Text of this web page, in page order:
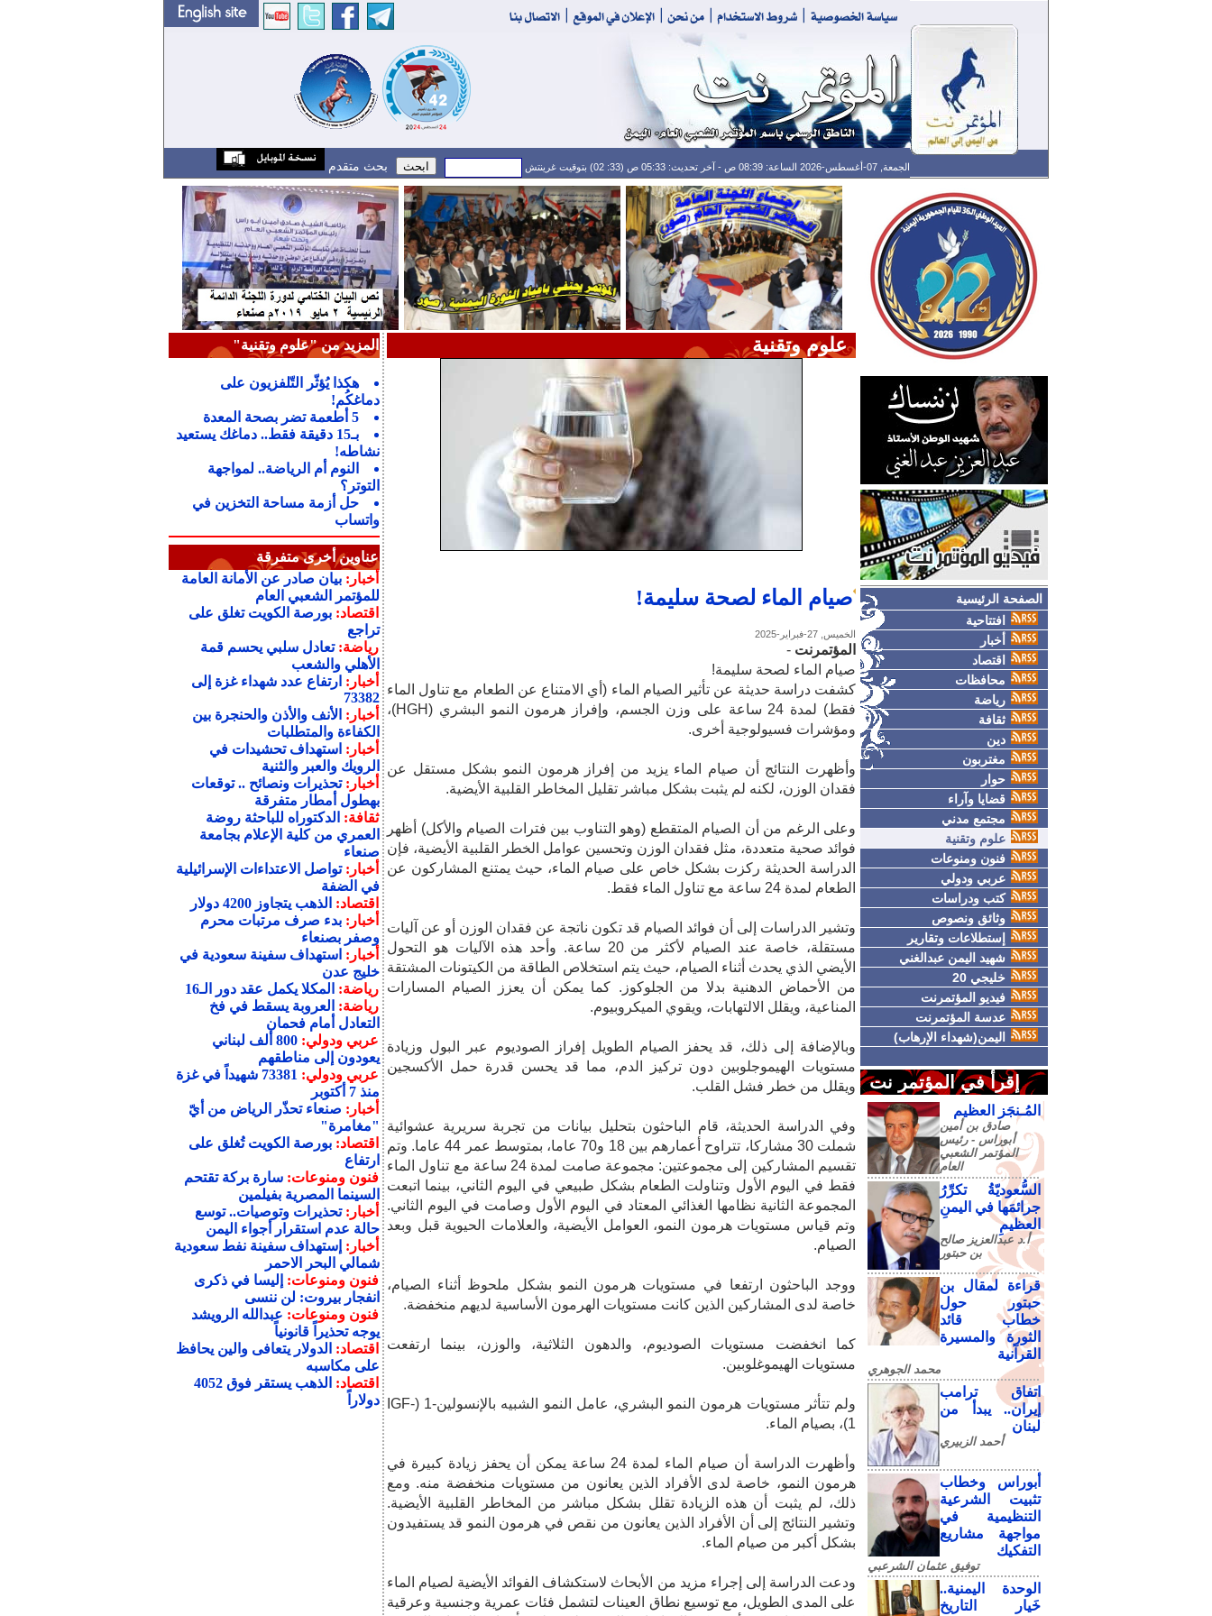
الجمعة, 07-أغسطس-2026 الساعة: 08:39 ص - آخر تحديث: 05:33 ص (33: 02) بتوقيت غرينتش بحث متقدم
الصفحة الرئيسية
افتتاحية
أخبار
اقتصاد
محافظات
رياضة
ثقافة
دين
مغتربون
حوار
قضايا وآراء
مجتمع مدني
علوم وتقنية
فنون ومنوعات
عربي ودولي
كتب ودراسات
وثائق ونصوص
إستطلاعات وتقارير
شهيد اليمن عبدالغني
خليجي 20
فيديو المؤتمرنت
عدسة المؤتمرنت
اليمن(شهداء الإرهاب)
إقرأ في المؤتمر نت
المُـنجَز العظيم
صادق‮ ‬بن‮ ‬أمين‮
‬أبوراس - رئيس‮
‬المؤتمر‮ ‬الشعبي‮
‬العام
السُّعوديّةُ تكرِّرُ
جرائمَها في اليمنِ
العظيمِ
أ.د عبدالعزيز صالح
بن حبتور
قراءة لمقال بن
حبتور حول
خطاب قائد
الثورة والمسيرة
القرآنية
محمد الجوهري
اتفاق ترامب
إيران.. يبدأ من
لبنان
أحمد الزبيري
أبوراس وخطاب
تثبيت الشرعية
التنظيمية في
مواجهة مشاريع
التفكيك
توفيق عثمان الشرعبي
الوحدة اليمنية..
خَيار التاريخ
علوم وتقنية
صيام الماء لصحة سليمة!
الخميس, 27-فبراير-2025
المؤتمرنت -
صيام الماء لصحة سليمة!
كشفت دراسة حديثة عن تأثير الصيام الماء (أي الامتناع عن الطعام مع تناول الماء
فقط) لمدة 24 ساعة على وزن الجسم، وإفراز هرمون النمو البشري (HGH)،
ومؤشرات فسيولوجية أخرى.
وأظهرت النتائج أن صيام الماء يزيد من إفراز هرمون النمو بشكل مستقل عن
فقدان الوزن، لكنه لم يثبت بشكل مباشر تقليل المخاطر القلبية الأيضية.
وعلى الرغم من أن الصيام المتقطع (وهو التناوب بين فترات الصيام والأكل) أظهر
فوائد صحية متعددة، مثل فقدان الوزن وتحسين عوامل الخطر القلبية الأيضية، فإن
الدراسة الحديثة ركزت بشكل خاص على صيام الماء، حيث يمتنع المشاركون عن
الطعام لمدة 24 ساعة مع تناول الماء فقط.
وتشير الدراسات إلى أن فوائد الصيام قد تكون ناتجة عن فقدان الوزن أو عن آليات
مستقلة، خاصة عند الصيام لأكثر من 20 ساعة. وأحد هذه الآليات هو التحول
الأيضي الذي يحدث أثناء الصيام، حيث يتم استخلاص الطاقة من الكيتونات المشتقة
من الأحماض الدهنية بدلا من الجلوكوز. كما يمكن أن يعزز الصيام المسارات
المناعية، ويقلل الالتهابات، ويقوي الميكروبيوم.
وبالإضافة إلى ذلك، قد يحفز الصيام الطويل إفراز الصوديوم عبر البول وزيادة
مستويات الهيموجلوبين دون تركيز الدم، مما قد يحسن قدرة حمل الأكسجين
ويقلل من خطر فشل القلب.
وفي الدراسة الحديثة، قام الباحثون بتحليل بيانات من تجربة سريرية عشوائية
شملت 30 مشاركا، تتراوح أعمارهم بين 18 و70 عاما، بمتوسط عمر 44 عاما. وتم
تقسيم المشاركين إلى مجموعتين: مجموعة صامت لمدة 24 ساعة مع تناول الماء
فقط في اليوم الأول وتناولت الطعام بشكل طبيعي في اليوم الثاني، بينما اتبعت
المجموعة الثانية نظامها الغذائي المعتاد في اليوم الأول وصامت في اليوم الثاني.
وتم قياس مستويات هرمون النمو، العوامل الأيضية، والعلامات الحيوية قبل وبعد
الصيام.
ووجد الباحثون ارتفعا في مستويات هرمون النمو بشكل ملحوظ أثناء الصيام،
خاصة لدى المشاركين الذين كانت مستويات الهرمون الأساسية لديهم منخفضة.
كما انخفضت مستويات الصوديوم، والدهون الثلاثية، والوزن، بينما ارتفعت
مستويات الهيموغلوبين.
ولم تتأثر مستويات هرمون النمو البشري، عامل النمو الشبيه بالإنسولين-1 (IGF-
1)، بصيام الماء.
وأظهرت الدراسة أن صيام الماء لمدة 24 ساعة يمكن أن يحفز زيادة كبيرة في
هرمون النمو، خاصة لدى الأفراد الذين يعانون من مستويات منخفضة منه. ومع
ذلك، لم يثبت أن هذه الزيادة تقلل بشكل مباشر من المخاطر القلبية الأيضية.
وتشير النتائج إلى أن الأفراد الذين يعانون من نقص في هرمون النمو قد يستفيدون
بشكل أكبر من صيام الماء.
ودعت الدراسة إلى إجراء مزيد من الأبحاث لاستكشاف الفوائد الأيضية لصيام الماء
على المدى الطويل، مع توسيع نطاق العينات لتشمل فئات عمرية وجنسية وعرقية
المزيد من "علوم وتقنية"
هكذا يُؤثّر التّلفزيون على
دماغكُم!
5 أطعمة تضر بصحة المعدة
بـ15 دقيقة فقط.. دماغك يستعيد
نشاطه!
النوم أم الرياضة.. لمواجهة
التوتر؟
حل أزمة مساحة التخزين في
واتساب
عناوين أخرى متفرقة
أخبار:بيان صادر عن الأمانة العامة
للمؤتمر الشعبي العام
اقتصاد:بورصة الكويت تغلق على
تراجع
رياضة:تعادل سلبي يحسم قمة
الأهلي والشعب
أخبار: ارتفاع عدد شهداء غزة إلى
73382
أخبار: الأنف والأذن والحنجرة بين
الكفاءة والمتطلبات
أخبار: استهداف تحشيدات في
الرويك والعبر والثنية
أخبار:تحذيرات ونصائح .. توقعات
بهطول أمطار متفرقة
ثقافة: الدكتوراه للباحثة روضة
العمري من كلية الإعلام بجامعة
صنعاء
أخبار:تواصل الاعتداءات الإسرائيلية
في الضفة
اقتصاد: الذهب يتجاوز 4200 دولار
أخبار:بدء صرف مرتبات محرم
وصفر بصنعاء
أخبار: استهداف سفينة سعودية في
خليج عدن
رياضة: المكلا يكمل عقد دور الـ16
رياضة: العروبة يسقط في فخ
التعادل أمام فحمان
عربي ودولي:
800 ألف لبناني
يعودون إلى مناطقهم
عربي ودولي:
73381 شهيداً في غزة
منذ 7 أكتوبر
أخبار: صنعاء تحذّر الرياض من أيّ
"مغامرة"
اقتصاد:بورصة الكويت تُغلق على
ارتفاع
فنون ومنوعات:سارة بركة تقتحم
السينما المصرية بفيلمين
أخبار:تحذيرات وتوصيات.. توسع
حالة عدم استقرار أجواء اليمن
أخبار: إستهداف سفينة نفط سعودية
شمالي البحر الاحمر
فنون ومنوعات: إليسا في ذكرى
انفجار بيروت: لن ننسى
فنون ومنوعات: عبدالله الرويشد
يوجه تحذيراً قانونياً
اقتصاد: الدولار يتعافى والين يحافظ
على مكاسبه
اقتصاد:
الذهب يستقر فوق 4052
دولاراً